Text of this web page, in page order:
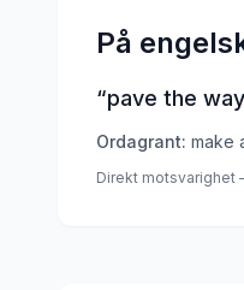
På
“pave the
Ordagrant: make
Direkt motsvarighet